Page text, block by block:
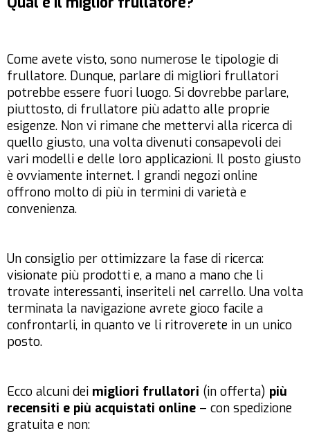
Come avete visto, sono numerose le tipologie di
frullatore. Dunque, parlare di migliori frullatori
potrebbe essere fuori luogo. Si dovrebbe parlare,
piuttosto, di frullatore più adatto alle proprie
esigenze. Non vi rimane che mettervi alla ricerca di
quello giusto, una volta divenuti consapevoli dei
vari modelli e delle loro applicazioni. Il posto giusto
è ovviamente internet. I grandi negozi online
offrono molto di più in termini di varietà e
convenienza.
Un consiglio per ottimizzare la fase di ricerca:
visionate più prodotti e, a mano a mano che li
trovate interessanti, inseriteli nel carrello. Una volta
terminata la navigazione avrete gioco facile a
confrontarli, in quanto ve li ritroverete in un unico
posto.
Ecco alcuni dei migliori frullatori (in offerta) più
recensiti e più acquistati online – con spedizione
gratuita e non: